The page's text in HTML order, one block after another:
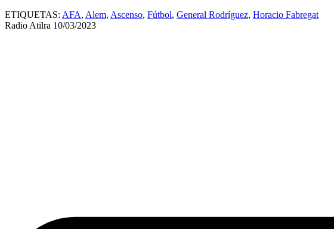
ETIQUETAS: AFA, Alem, Ascenso, Fútbol, General Rodríguez, Horacio Fabregat
Radio Atilra 10/03/2023